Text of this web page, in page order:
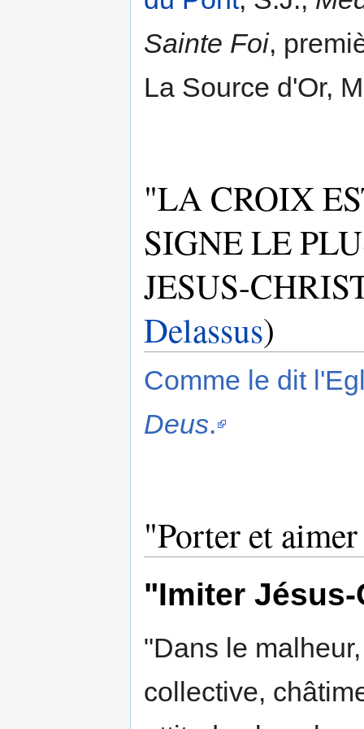
Sainte Foi,
La Source d'Or,
"LA CROIX
SIGNE LE
JESUS-
Delassus)
Comme le dit
Deus.
"Porter et
"Imiter
"Dans le
collective,